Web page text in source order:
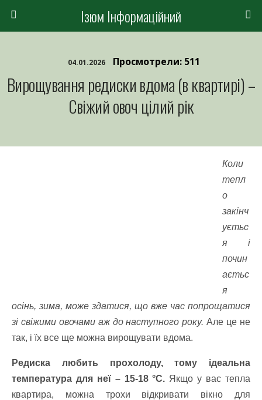
Ізюм Інформаційний
04.01.2026 Просмотрели: 511
Вирощування редиски вдома (в квартирі) –
Свіжий овоч цілий рік
Коли
тепл
о
закінч
уєтьс
я і
почин
аєтьс
я
осінь, зима, може здатися, що вже час попрощатися
зі свіжими овочами аж до наступного року. Але це не
так, і їх все ще можна вирощувати вдома.
Редиска любить прохолоду, тому ідеальна
температура для неї – 15-18 °C. Якщо у вас тепла
квартира, можна трохи відкривати вікно для